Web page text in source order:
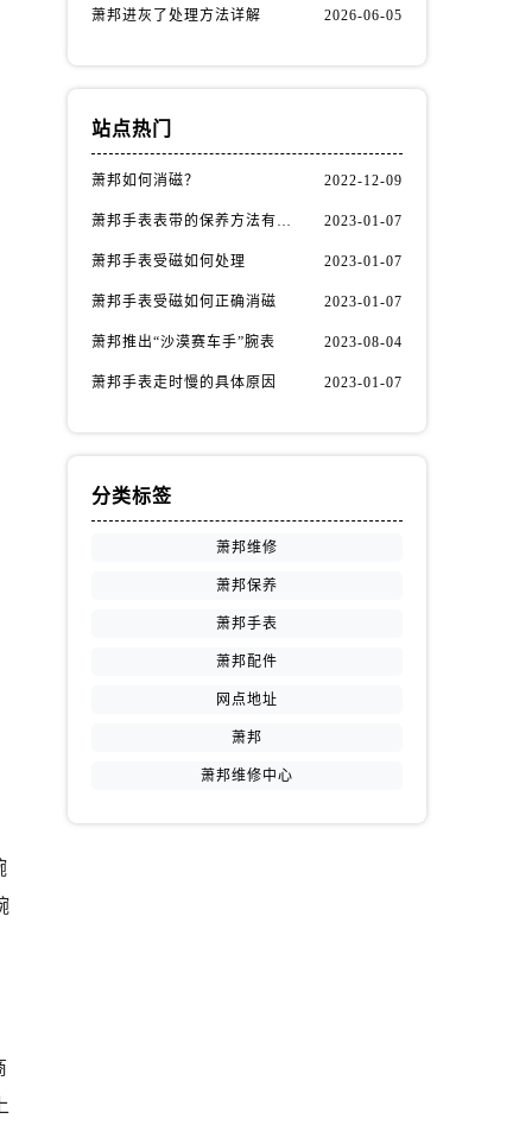
萧邦进灰了处理方法详解 2026-06-05
站点热门
萧邦如何消磁？ 2022-12-09
萧邦手表表带的保养方法有哪些？ 2023-01-07
萧邦手表受磁如何处理 2023-01-07
萧邦手表受磁如何正确消磁 2023-01-07
萧邦推出“沙漠赛车手”腕表 2023-08-04
萧邦手表走时慢的具体原因 2023-01-07
分类标签
萧邦维修
萧邦保养
萧邦手表
萧邦配件
网点地址
萧邦
萧邦维修中心